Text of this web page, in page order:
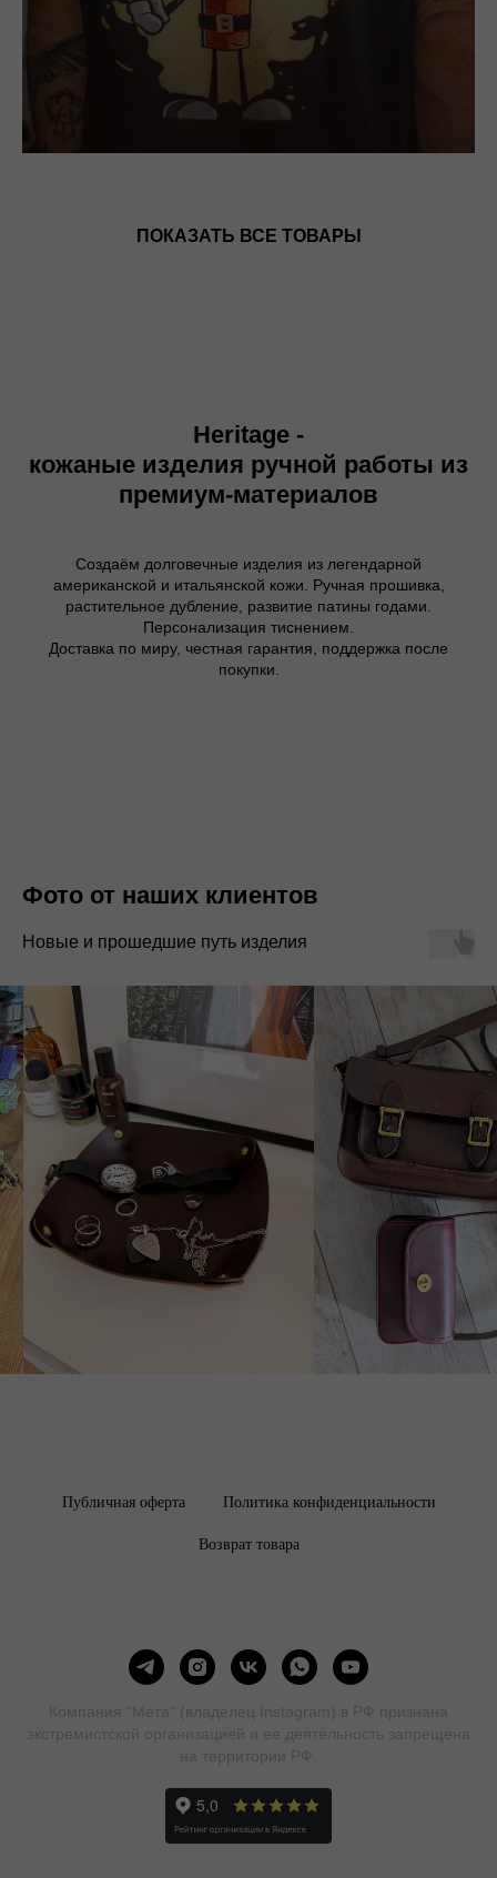
ПОКАЗАТЬ ВСЕ ТОВАРЫ
Heritage -
кожаные изделия ручной работы из
премиум-материалов
Создаём долговечные изделия из легендарной
американской и итальянской кожи. Ручная прошивка,
растительное дубление, развитие патины годами.
Персонализация тиснением.
Доставка по миру, честная гарантия, поддержка после
покупки.
Фото от наших клиентов
Новые и прошедшие путь изделия
Публичная оферта Политика конфиденциальности
Возврат товара
Компания "Мета" (владелец Instagram) в РФ признана
экстремистской организацией и ее деятельность запрещена
на территории РФ.